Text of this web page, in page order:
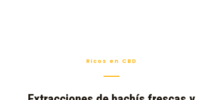
Ricos en CBD